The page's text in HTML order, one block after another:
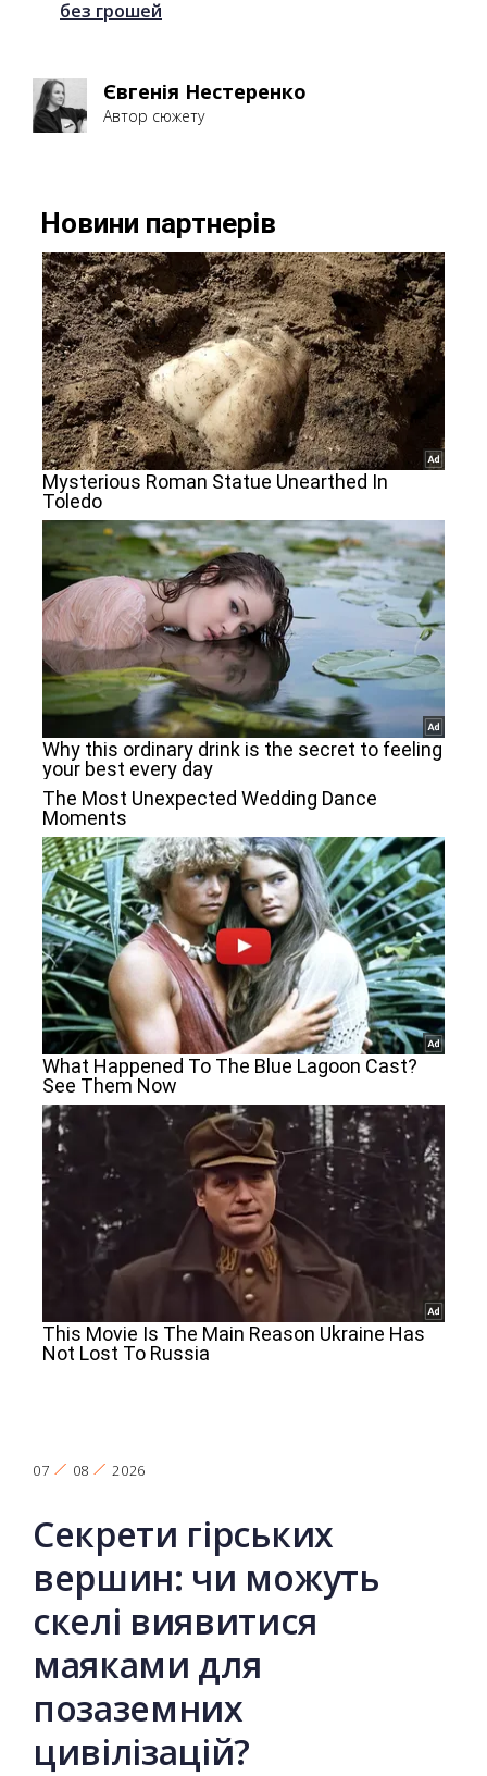
без грошей
Євгенія Нестеренко
Автор сюжету
07 08 2026
Секрети гірських
вершин: чи можуть
скелі виявитися
маяками для
позаземних
цивілізацій?